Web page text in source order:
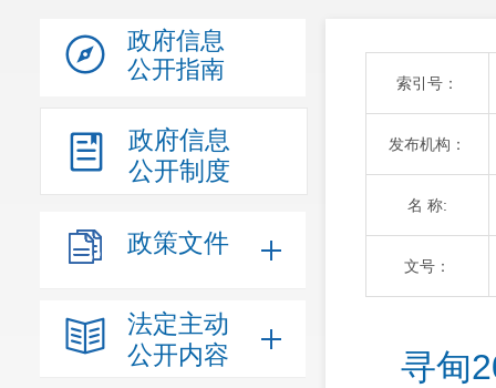
政府信息
公开指南
政府信息
公开制度
政策文件
法定主动
公开内容
索引号：
发布机构：
名 称:
文号：
寻甸